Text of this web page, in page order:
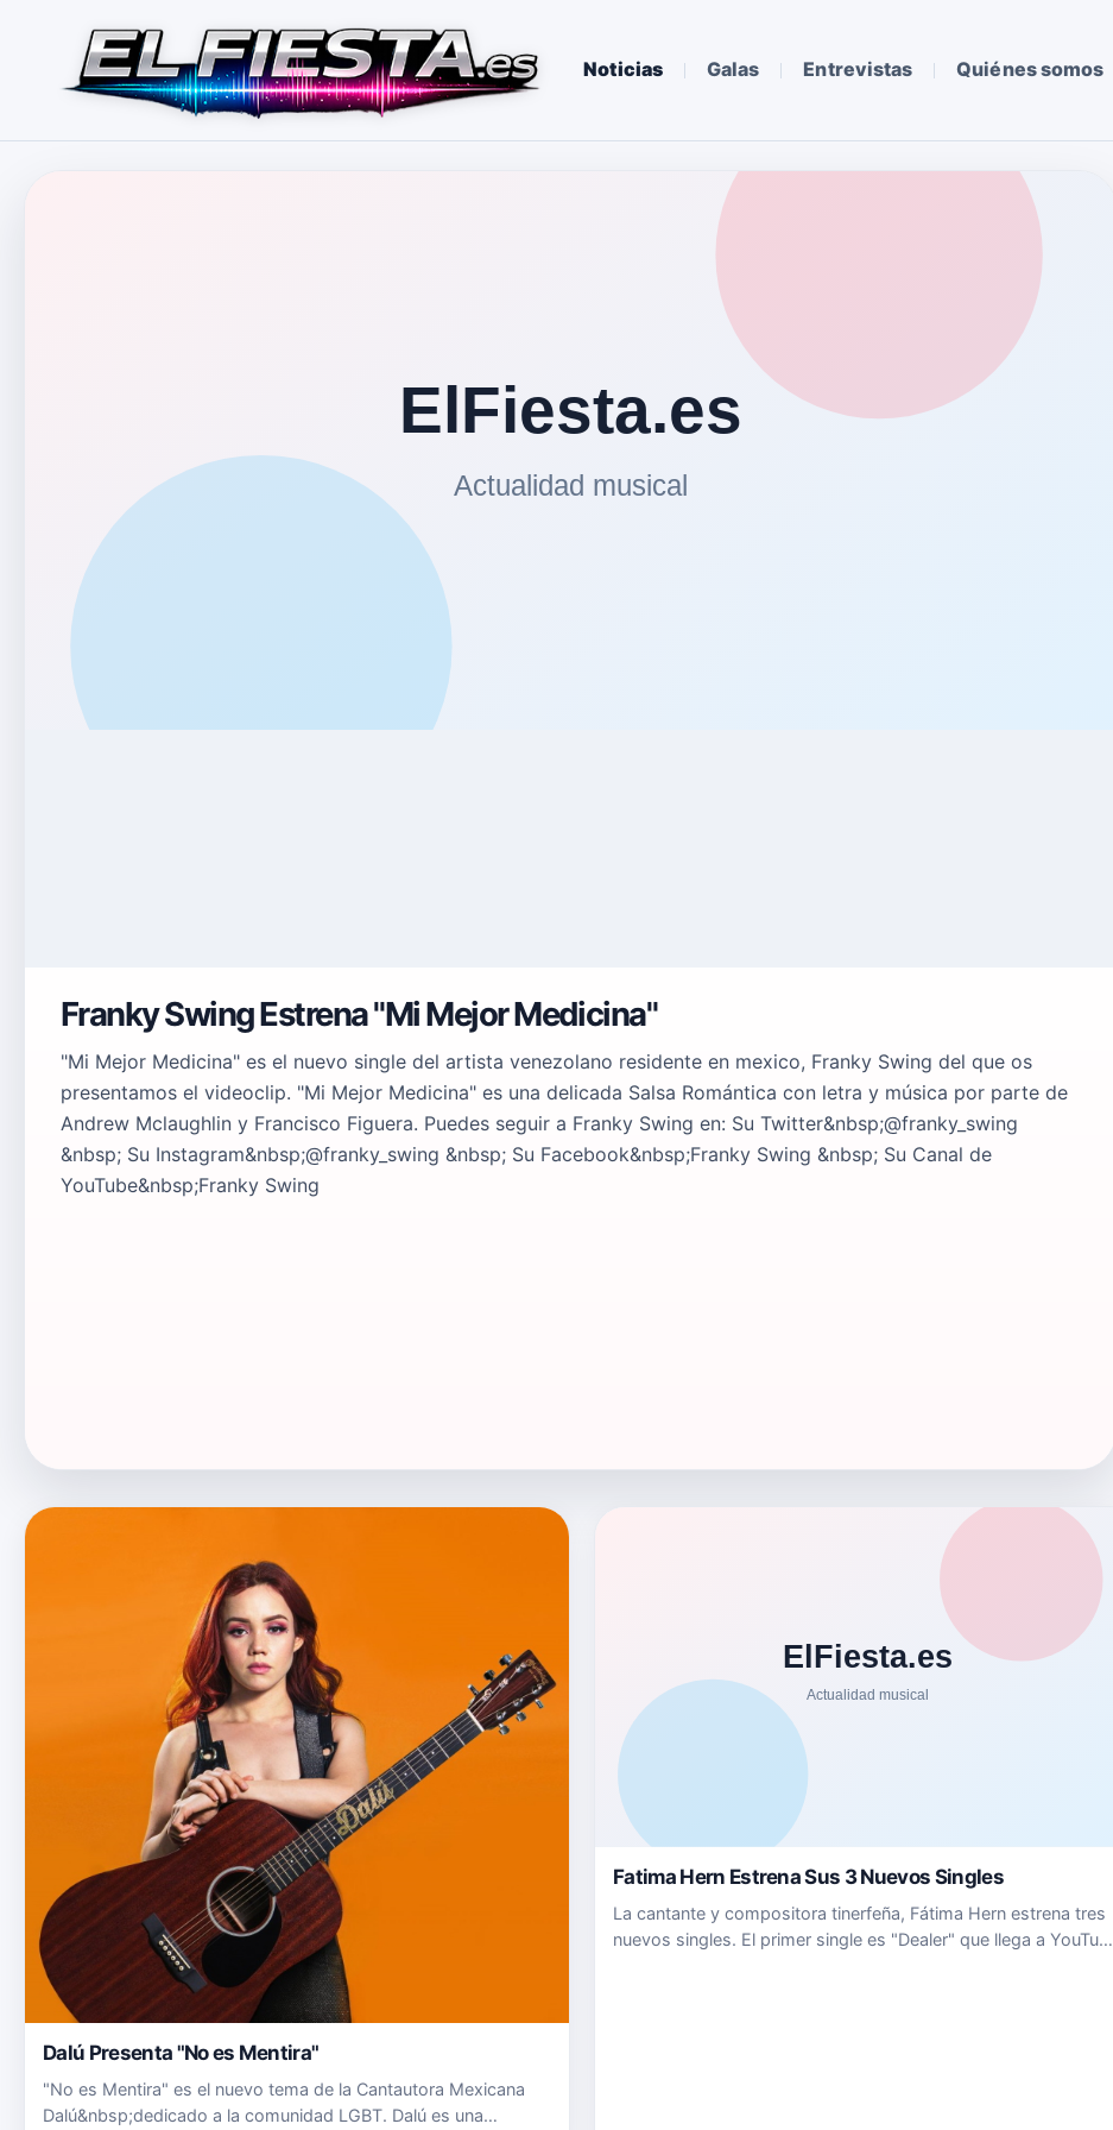
Noticias Galas Entrevistas Quiénes somos
Franky Swing Estrena "Mi Mejor Medicina"
"Mi Mejor Medicina" es el nuevo single del artista venezolano residente en mexico, Franky Swing del que os
presentamos el videoclip. "Mi Mejor Medicina" es una delicada Salsa Romántica con letra y música por parte de
Andrew Mclaughlin y Francisco Figuera. Puedes seguir a Franky Swing en: Su Twitter&nbsp;@franky_swing
&nbsp; Su Instagram&nbsp;@franky_swing &nbsp; Su Facebook&nbsp;Franky Swing &nbsp; Su Canal de
YouTube&nbsp;Franky Swing
Dalú Presenta "No es Mentira"
"No es Mentira" es el nuevo tema de la Cantautora Mexicana
Dalú&nbsp;dedicado a la comunidad LGBT. Dalú es una
Fatima Hern Estrena Sus 3 Nuevos Singles
La cantante y compositora tinerfeña, Fátima Hern estrena tres
nuevos singles. El primer single es "Dealer" que llega a YouTube